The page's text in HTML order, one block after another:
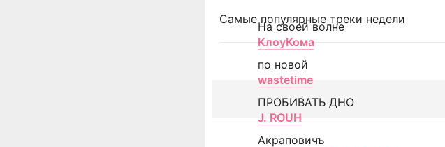
Самые популярные треки недели
На своей волне
КлоуКома
по новой
wastetime
ПРОБИВАТЬ ДНО
J. ROUH
Акраповичъ